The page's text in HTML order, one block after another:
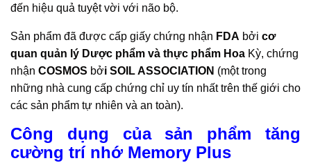
đến hiệu quả tuyệt vời với não bộ.
Sản phẩm đã được cấp giấy chứng nhận FDA bởi cơ
quan quản lý Dược phẩm và thực phẩm Hoa Kỳ, chứng
nhận COSMOS bởi SOIL ASSOCIATION (một trong
những nhà cung cấp chứng chỉ uy tín nhất trên thế giới cho
các sản phẩm tự nhiên và an toàn).
Công dụng của sản phẩm tăng
cường trí nhớ Memory Plus